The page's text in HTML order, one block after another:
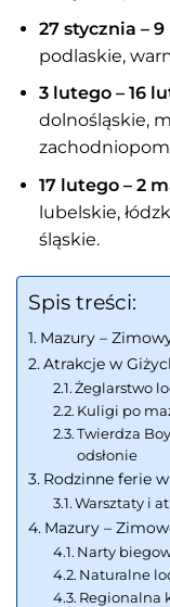
27 stycznia –
podlaskie,
3 lutego – 16
dolnośląskie,
17 lutego – 2
lubelskie,
śląskie.
Spis treści:
Mazury –
Atrakcje w
Żeglarstwo
Kuligi po
Twierdza
odsłonie
Rodzinne ferie
Warsztaty i
Mazury –
Narty
Naturalne
Regionalna